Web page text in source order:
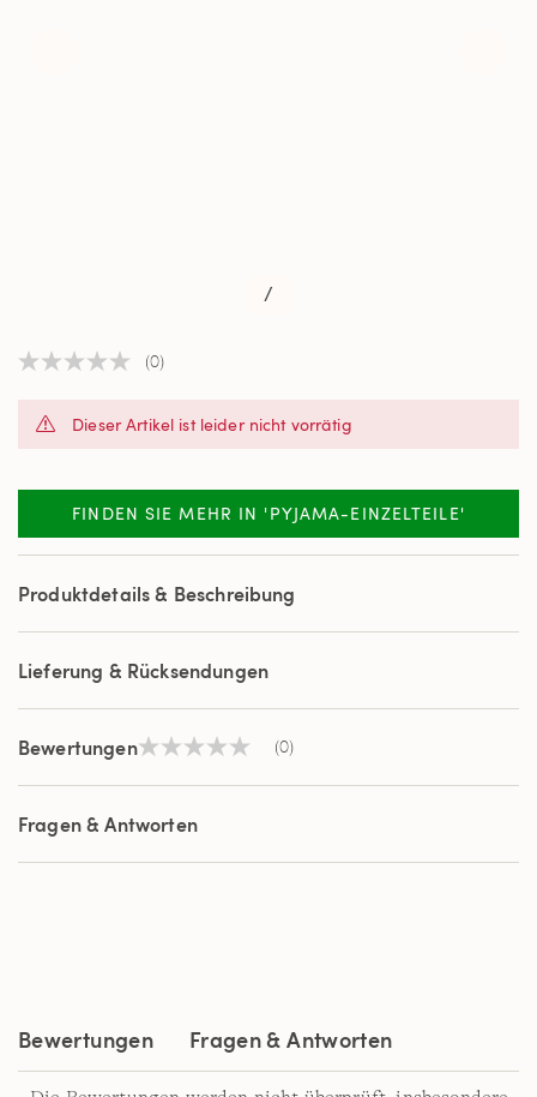
/
Kein
auf
(0)
Dieser Artikel ist leider nicht vorrätig
FINDEN SIE MEHR IN 'PYJAMA-EINZELTEILE'
Produktdetails & Beschreibung
Lieferung & Rücksendungen
BewertungenKein
Link
derselben
(0)
Fragen & Antworten
Bewertungen Fragen & Antworten